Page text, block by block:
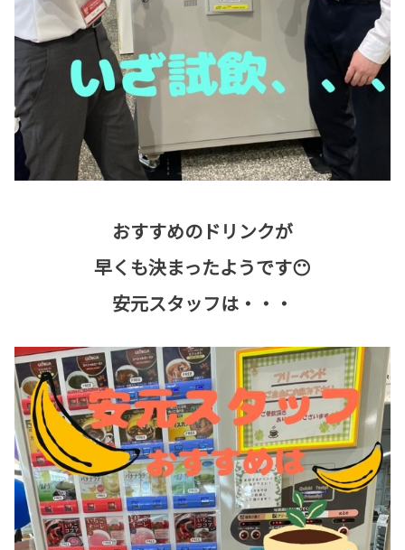
おすすめのドリンクが
早くも決まったようです😶
安元スタッフは・・・